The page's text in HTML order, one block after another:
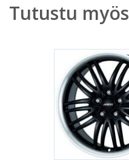
Tutustu myös